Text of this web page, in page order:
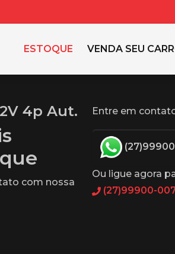
ESTOQUE VENDA SEU
4p Aut.
com nossa
Entre em
Ou ligue agora
(27)99900-